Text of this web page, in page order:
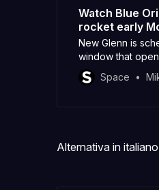
Watch Blue
rocket early
New Glenn is
window that
Space
Alternativa in